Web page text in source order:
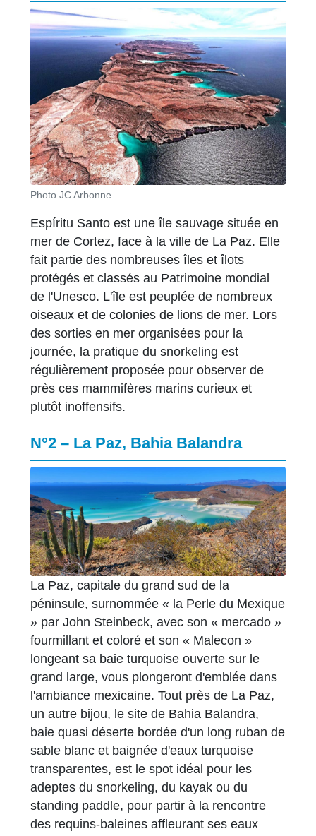
Photo JC Arbonne
Espíritu Santo est une île sauvage située en
mer de Cortez, face à la ville de La Paz. Elle
fait partie des nombreuses îles et îlots
protégés et classés au Patrimoine mondial
de l'Unesco. L'île est peuplée de nombreux
oiseaux et de colonies de lions de mer. Lors
des sorties en mer organisées pour la
journée, la pratique du snorkeling est
régulièrement proposée pour observer de
près ces mammifères marins curieux et
plutôt inoffensifs.
N°2 – La Paz, Bahia Balandra
La Paz, capitale du grand sud de la
péninsule, surnommée « la Perle du Mexique
» par John Steinbeck, avec son « mercado »
fourmillant et coloré et son « Malecon »
longeant sa baie turquoise ouverte sur le
grand large, vous plongeront d'emblée dans
l'ambiance mexicaine. Tout près de La Paz,
un autre bijou, le site de Bahia Balandra,
baie quasi déserte bordée d'un long ruban de
sable blanc et baignée d'eaux turquoise
transparentes, est le spot idéal pour les
adeptes du snorkeling, du kayak ou du
standing paddle, pour partir à la rencontre
des requins-baleines affleurant ses eaux